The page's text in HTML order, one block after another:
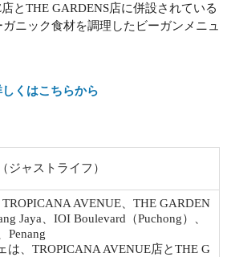
とTHE GARDENS店に併設されている
ニック食材を調理したビーガンメニュ
しくはこちらから
ジャストライフ）
AVENUE、THE GARDEN
Jaya、IOI Boulevard（Puchong）、
Penang
は、TROPICANA AVENUE店とTHE G